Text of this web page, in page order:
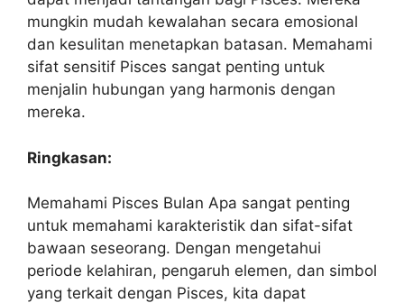
mungkin mudah kewalahan secara emosional
dan kesulitan menetapkan batasan. Memahami
sifat sensitif Pisces sangat penting untuk
menjalin hubungan yang harmonis dengan
mereka.
Ringkasan:
Memahami Pisces Bulan Apa sangat penting
untuk memahami karakteristik dan sifat-sifat
bawaan seseorang. Dengan mengetahui
periode kelahiran, pengaruh elemen, dan simbol
yang terkait dengan Pisces, kita dapat